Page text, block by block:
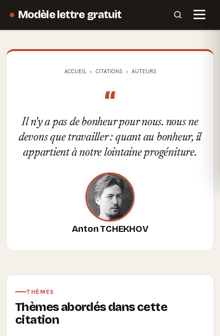
Modèle lettre gratuit
ACCUEIL CITATIONS AUTEURS
“
Il n'y a pas de bonheur pour nous. nous ne
devons que travailler : quant au bonheur, il
appartient à notre lointaine progéniture.
Anton TCHEKHOV
THÈMES
Thèmes abordés dans cette
citation